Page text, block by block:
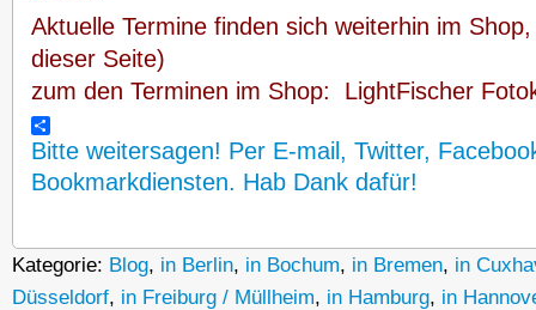
Aktuelle Termine finden sich weiterhin im
dieser Seite)
zum den Terminen im Shop: LightFischer
Bitte weitersagen! Per E-mail, Twitter,
Bookmarkdiensten. Hab Dank dafür!
Kategorie: Blog, in Berlin, in Bochum, in Bremen, in
Düsseldorf, in Freiburg / Müllheim, in Hamburg, in